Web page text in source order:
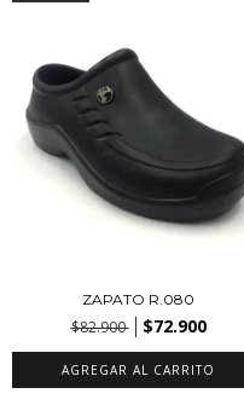
ZAPATO R.080
$82.900 $72.900
AGREGAR AL CARRITO